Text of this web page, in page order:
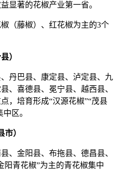
显著的花椒产业第一省。
藤椒）、红花椒为主的3个
）
巴县、康定县、泸定县、九
、喜德县、冕宁县、越西县、
，培育形成“汉源花椒”“茂县
区。
）
金阳县、布拖县、德昌县、
阳青花椒”为主的青花椒集中